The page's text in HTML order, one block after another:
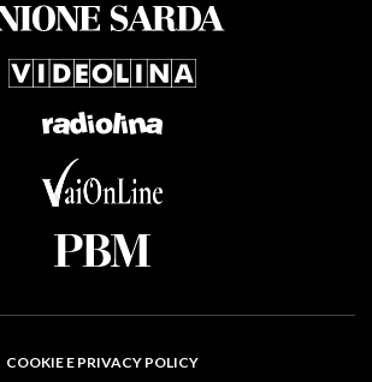
COOKIE E PRIVACY POLICY